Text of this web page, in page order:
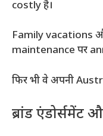
costly है।
Family vacations
maintenance पर
फिर भी वे अपनी
ब्रांड एंडोर्समेंट